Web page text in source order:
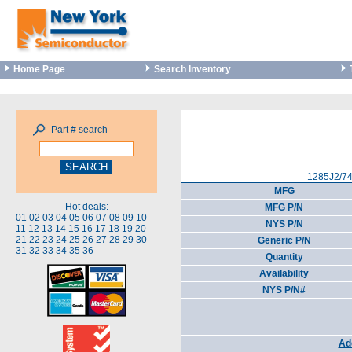
Home Page Search Inventory
Part # search
Hot deals:
01 02 03 04 05 06 07 08 09 10
11 12 13 14 15 16 17 18 19 20
21 22 23 24 25 26 27 28 29 30
31 32 33 34 35 36
1285J2/
MFG
MFG P/N
NYS P/N
Generic P/N
Quantity
Availability
NYS P/N#